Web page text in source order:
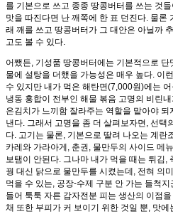
를 기본으로 쓰고 종종 땅콩버터를 쓰는 것
맛을 따진다면 난 깨쪽에 한 표 던진다. 물론
래 깨를 쓰고 땅콩버터가 그 대안은 아닐까
고도 볼 수 있다.
어쨌든, 기성품 땅콩버터에는 기본적으로
물에 설탕을 더했을 가능성은 매우 높다. 이
수 있지만 내가 먹은 해탄면(7,000원)에는
냉동 홍합이 전부인 해물 볶음 고명의 비린
은김치가 느끼함 잘라주는 역할을 맡아야
낸다. 그래서 고명을 좀 더 살펴보자면, 선택
다. 고기는 물론, 기본으로 딸려 나오는 계란
카레와 가라아게, 춘권, 물만두의 사이드 메
보탬이 안된다. 그나마 내가 먹을 때는 튀김,
꿩 대신 닭으로 물만두를 시켰는데, 전혀 의
먹을 수 있는, 공장-수제 구분 안 가는 들척
들어 툭툭 자른 감자전분 피는 생산의 이점
채 또한 부피가 커 보이기 위한 것일 뿐, 맛